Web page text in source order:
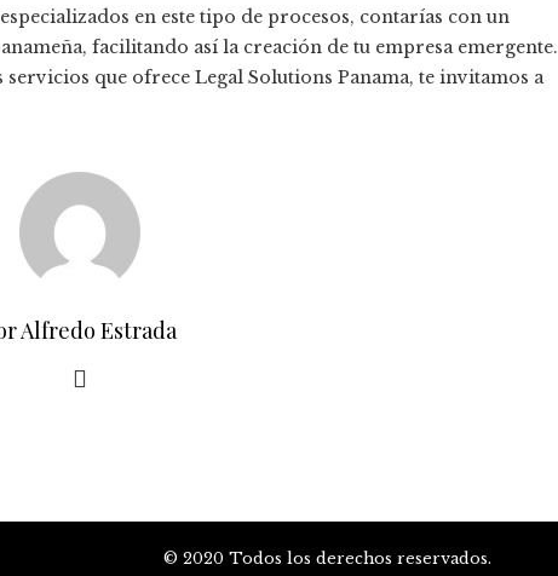
en este tipo de procesos, contarías con un
facilitando así la creación de tu empresa emergente.
que ofrece Legal Solutions Panama, te invitamos a
Alfredo Estrada
© 2020 Todos los derechos reservados.